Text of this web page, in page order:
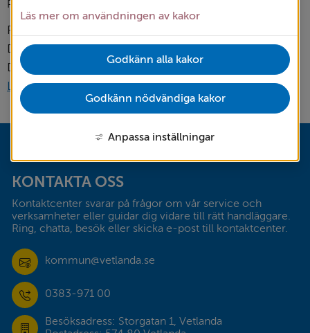
Läs mer om användningen av kakor
Godkänn alla kakor
Godkänn nödvändiga kakor
Anpassa inställningar
Publicerad:
Protokollet är justerat.
Datum när protokollet publiceras: 24 juni 2026
Datum när anslaget tas bort: 15 juli 2026
Läs protokollet
pdf, 528 kB.
Sidfot
KONTAKTA OSS
Kontaktcenter svarar på frågor om vår service och
verksamheter eller guidar dig vidare till rätt handläggare.
Ring, chatta, besök eller skicka e-post till kontaktcenter.
kommun@vetlanda.se
0383-971 00
Besöksadress: Storgatan 1, Vetlanda